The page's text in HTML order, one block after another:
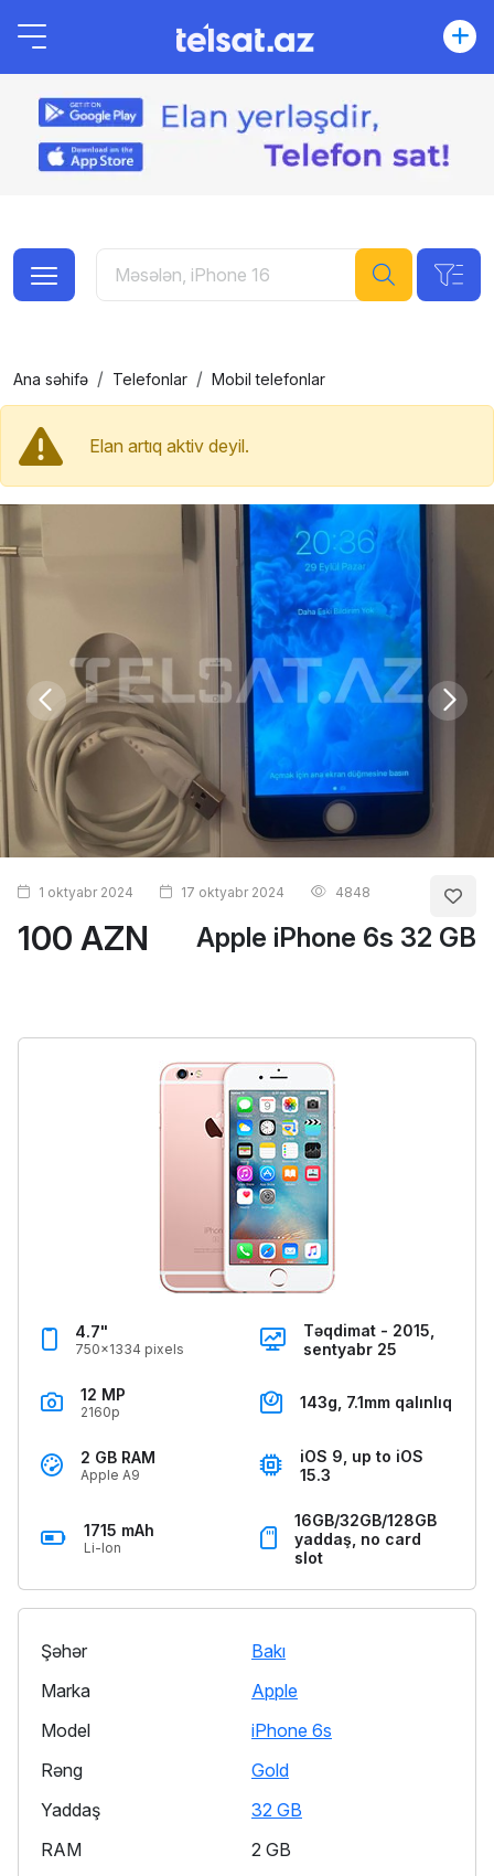
Ana səhifə Telefonlar Mobil telefonlar
Elan artıq aktiv deyil.
100 AZN Apple iPhone 6s 32 GB
1 oktyabr 2024 17 oktyabr 2024 4848
4.7"
750x1334 pixels
Təqdimat - 2015,
sentyabr 25
12 MP
2160p 143g, 7.1mm qalınlıq
2 GB RAM
Apple A9
iOS 9, up to iOS
15.3
1715 mAh
Li-Ion
16GB/32GB/128GB
yaddaş, no card
slot
Şəhər
Bakı
Marka
Apple
Model
iPhone 6s
Rəng
Gold
Yaddaş
32 GB
RAM
2 GB